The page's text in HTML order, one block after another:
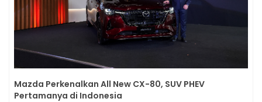
Mazda Perkenalkan All New CX-80, SUV PHEV
Pertamanya di Indonesia